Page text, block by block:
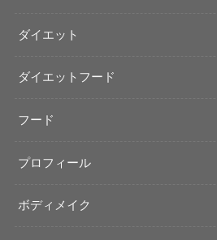
ダイエット
ダイエットフード
フード
プロフィール
ボディメイク